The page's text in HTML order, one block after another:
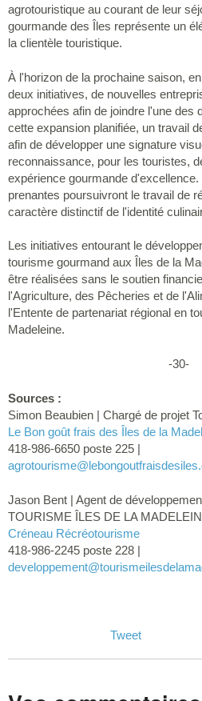
agrotouristique au courant de leur
gourmande des Îles représente un
la clientèle touristique.
À l'horizon de la prochaine saison,
deux initiatives, de nouvelles
approchées afin de joindre l'une des
cette expansion planifiée, un travail
afin de développer une signature
reconnaissance, pour les touristes,
expérience gourmande
prenantes poursuivront le travail de
caractère distinctif de l'identité
Les initiatives entourant le
tourisme gourmand aux Îles de la
être réalisées sans le soutien
l'Agriculture, des Pêcheries et de
l'Entente de partenariat régional en
Madeleine.
-30-
Sources :
Simon Beaubien | Chargé de projet
Le Bon goût frais des Îles de la
418-986-6650 poste 225 |
agrotourisme
Jason Bent | Agent de
TOURISME ÎLES DE LA
Créneau Récréotourisme
418-986-2245 poste 228 |
developpement
Tweet